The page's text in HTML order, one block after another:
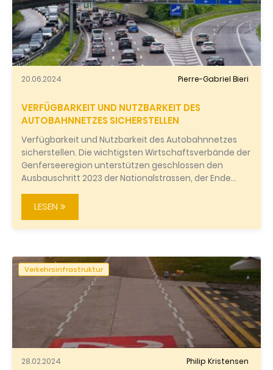
20.06.2024 Pierre-Gabriel Bieri
VERFÜGBARKEIT UND NUTZBARKEIT DES
AUTOBAHNNETZES SICHERSTELLEN
Verfügbarkeit und Nutzbarkeit des Autobahnnetzes
sicherstellen. Die wichtigsten Wirtschaftsverbände der
Genferseeregion unterstützen geschlossen den
Ausbauschritt 2023 der Nationalstrassen, der Ende…
LESEN
Verkehrsinfrastruktur
28.02.2024 Philip Kristensen